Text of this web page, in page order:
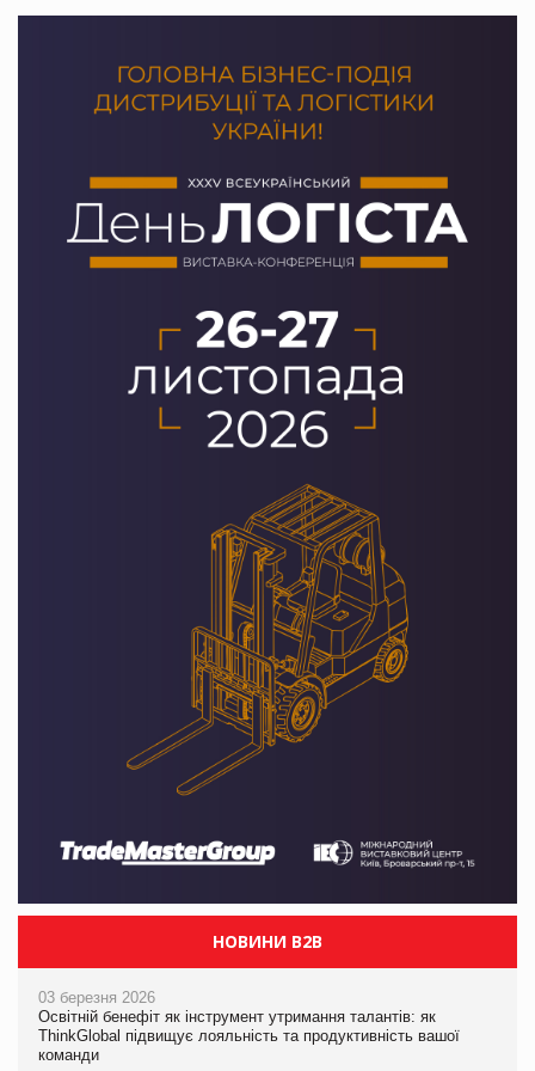
НОВИНИ B2B
03 березня 2026
Освітній бенефіт як інструмент утримання талантів: як
ThinkGlobal підвищує лояльність та продуктивність вашої
команди